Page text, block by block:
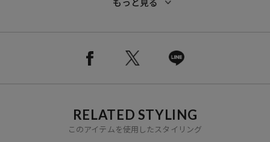
※デリケートな素材のため、バッグやベルトなど鋭利なものとの摩
用」とご指定の上、優しくお取り扱いください。
◆おすすめコーディネート
もっと見る
RELATED STYLING
このアイテムを使用したスタイリング